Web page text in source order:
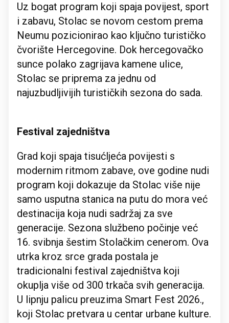
Uz bogat program koji spaja povijest, sport
i zabavu, Stolac se novom cestom prema
Neumu pozicionirao kao ključno turističko
čvorište Hercegovine. Dok hercegovačko
sunce polako zagrijava kamene ulice,
Stolac se priprema za jednu od
najuzbudljivijih turističkih sezona do sada.
Festival zajedništva
Grad koji spaja tisućljeća povijesti s
modernim ritmom zabave, ove godine nudi
program koji dokazuje da Stolac više nije
samo usputna stanica na putu do mora već
destinacija koja nudi sadržaj za sve
generacije. Sezona službeno počinje već
16. svibnja šestim Stolačkim cenerom. Ova
utrka kroz srce grada postala je
tradicionalni festival zajedništva koji
okuplja više od 300 trkača svih generacija.
U lipnju palicu preuzima Smart Fest 2026.,
koji Stolac pretvara u centar urbane kulture.